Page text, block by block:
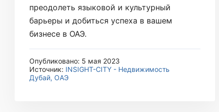
преодолеть языковой и культурный
барьеры и добиться успеха в вашем
бизнесе в ОАЭ.
Опубликовано: 5 мая 2023
Источник: INSIGHT-CITY - Недвижимость
Дубай, ОАЭ